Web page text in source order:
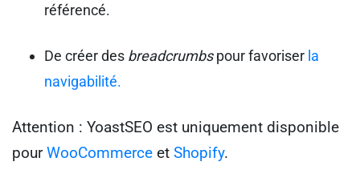
référencé.
De créer des breadcrumbspour favoriser la
navigabilité.
Attention : YoastSEO est uniquement disponible
pourWooCommerce et Shopify.